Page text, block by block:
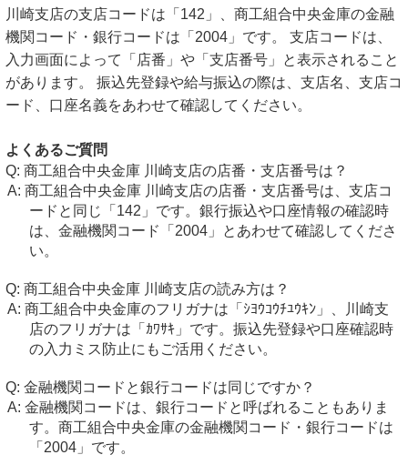
川崎支店の支店コードは「142」、商工組合中央金庫の金融
機関コード・銀行コードは「2004」です。 支店コードは、
入力画面によって「店番」や「支店番号」と表示されること
があります。 振込先登録や給与振込の際は、支店名、支店コ
ード、口座名義をあわせて確認してください。
よくあるご質問
商工組合中央金庫 川崎支店の店番・支店番号は？
商工組合中央金庫 川崎支店の店番・支店番号は、支店コ
ードと同じ「142」です。銀行振込や口座情報の確認時
は、金融機関コード「2004」とあわせて確認してくださ
い。
商工組合中央金庫 川崎支店の読み方は？
商工組合中央金庫のフリガナは「ｼﾖｳｺｳﾁﾕｳｷﾝ」、川崎支
店のフリガナは「ｶﾜｻｷ」です。振込先登録や口座確認時
の入力ミス防止にもご活用ください。
金融機関コードと銀行コードは同じですか？
金融機関コードは、銀行コードと呼ばれることもありま
す。商工組合中央金庫の金融機関コード・銀行コードは
「2004」です。